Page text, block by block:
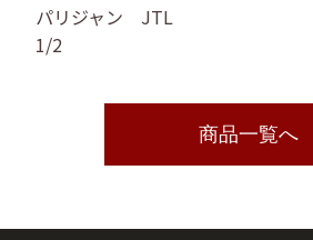
パリジャン JTL
1/2
商品一覧へ